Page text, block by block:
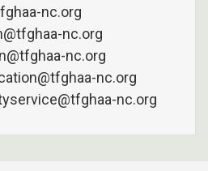
nc.org
nc.org
nc.org
nc.org
nc.org